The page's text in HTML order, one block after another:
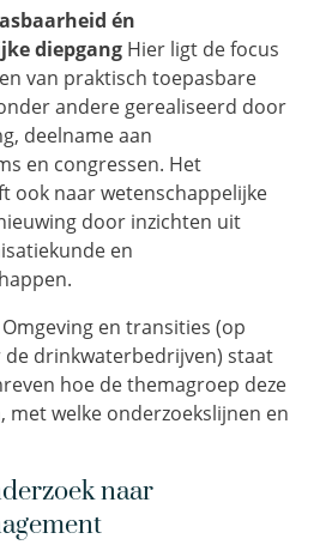
én
diepgang Hier ligt de focus
van praktisch toepasbare
andere gerealiseerd door
deelname aan
en congressen. Het
ook naar wetenschappelijke
door inzichten uit
en
en transities (op
de drinkwaterbedrijven) staat
hoe de themagroep deze
met welke onderzoekslijnen en
naar